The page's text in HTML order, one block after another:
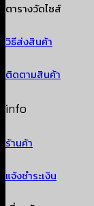
ตารางวัดไซส์
วิธีส่งสินค้า
ติดตามสินค้า
info
ร้านค้า
แจ้งชำระเงิน